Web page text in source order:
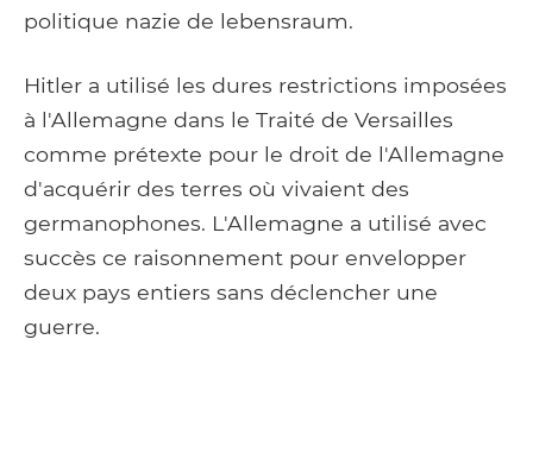
politique nazie de lebensraum.
Hitler a utilisé les dures restrictions imposées
à l'Allemagne dans le Traité de Versailles
comme prétexte pour le droit de l'Allemagne
d'acquérir des terres où vivaient des
germanophones. L'Allemagne a utilisé avec
succès ce raisonnement pour envelopper
deux pays entiers sans déclencher une
guerre.